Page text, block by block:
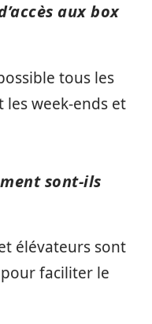
aux box
tous les
les week-ends et
sont-ils
élévateurs sont
faciliter le